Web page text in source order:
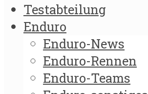
Testabteilung
Enduro
Enduro-News
Enduro-Rennen
Enduro-Teams